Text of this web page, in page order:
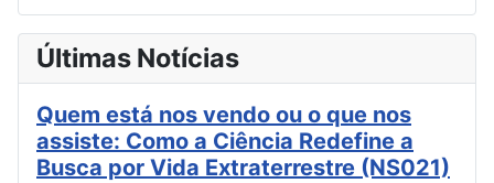
Últimas Notícias
Quem está nos vendo ou o que nos
assiste: Como a Ciência Redefine a
Busca por Vida Extraterrestre (NS021)